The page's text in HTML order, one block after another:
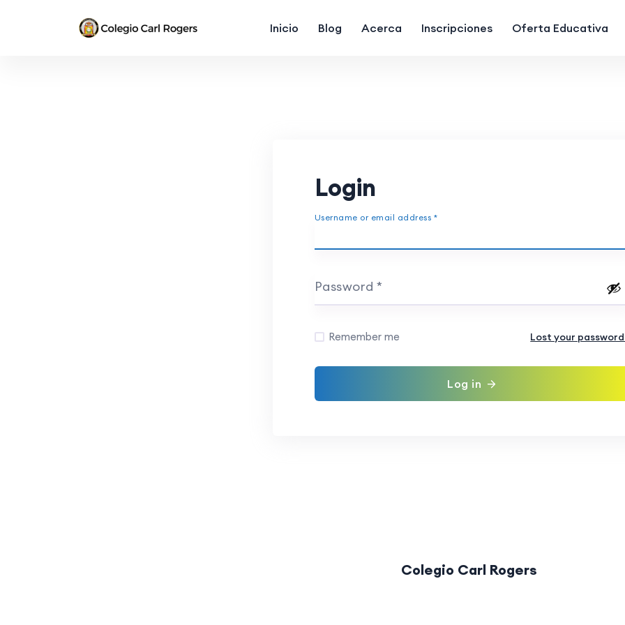
Inicio Blog Acerca Inscripciones Oferta Educativa
Login
Username or email address *
Password*
Remember me Lost your
Log in
Colegio Carl Rogers